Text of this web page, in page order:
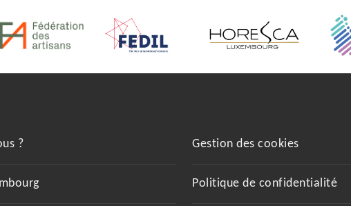
? Gestion des cookies
Politique de confidentialité